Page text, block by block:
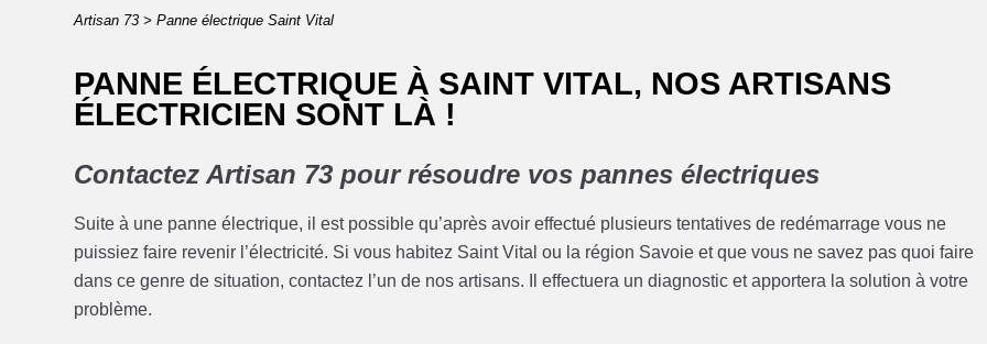
Artisan 73> Panne électrique Saint Vital
PANNE ÉLECTRIQUE À SAINT VITAL, NOS ARTISANS
ÉLECTRICIEN SONT LÀ !
Contactez Artisan 73 pour résoudre vos pannes électriques
Suite à une panne électrique, il est possible qu’après avoir effectué plusieurs tentatives de redémarrage vous ne
puissiez faire revenir l’électricité. Si vous habitez Saint Vital ou la région Savoie et que vous ne savez pas quoi faire
dans ce genre de situation, contactez l’un de nos artisans. Il effectuera un diagnostic et apportera la solution à votre
problème.